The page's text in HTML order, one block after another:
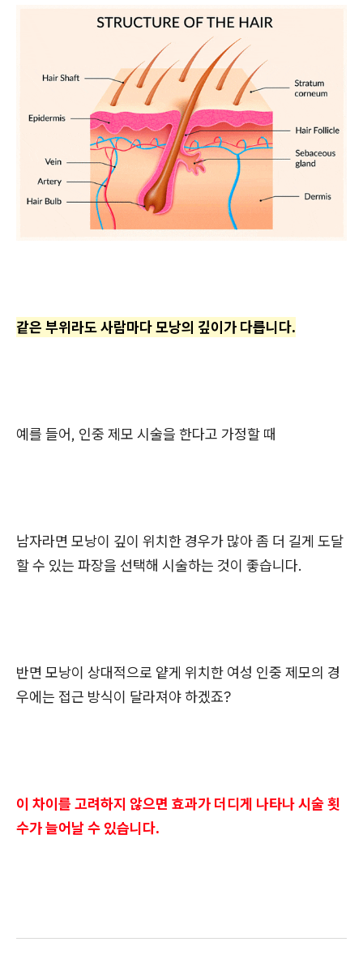
같은 부위라도 사람마다 모낭의 깊이가 다릅니다.
예를 들어, 인중 제모 시술을 한다고 가정할 때
남자라면 모낭이 깊이 위치한 경우가 많아 좀 더 길게 도달
할 수 있는 파장을 선택해 시술하는 것이 좋습니다.
반면 모낭이 상대적으로 얕게 위치한 여성 인중 제모의 경
우에는 접근 방식이 달라져야 하겠죠?
이 차이를 고려하지 않으면 효과가 더디게 나타나 시술 횟
수가 늘어날 수 있습니다.